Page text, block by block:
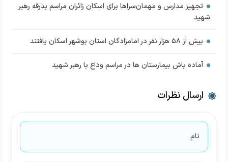
تجهیز مدارس و مهمان‌سراها برای اسکان زائران مراسم بدرقه رهبر
شهید
بیش از ۵۸ هزار نفر در امامزادگان استان بوشهر اسکان یافتند
آماده باش بیمارستان ها در مراسم وداع با رهبر شهید
ارسال نظرات